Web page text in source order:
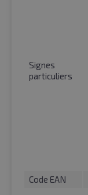
Signes
particuliers
Code EAN